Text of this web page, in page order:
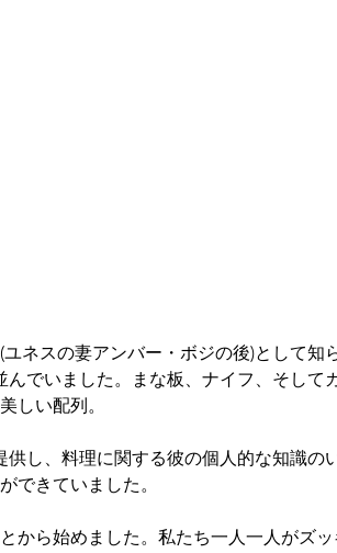
でいました。まな板、ナイフ、そして
しい配列。
し、料理に関する彼の個人的な知識の
できていました。
から始めました。私たち一人一人がズ